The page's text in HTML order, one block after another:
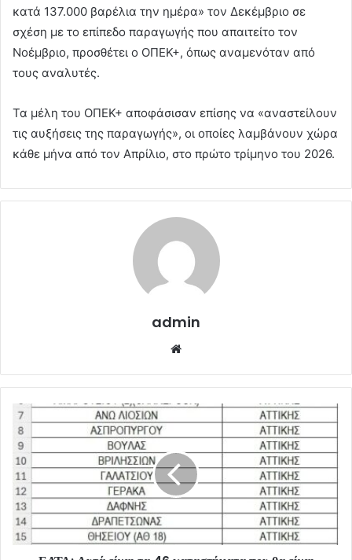
κατά 137.000 βαρέλια την ημέρα» τον Δεκέμβριο σε
σχέση με το επίπεδο παραγωγής που απαιτείτο τον
Νοέμβριο, προσθέτει ο ΟΠΕΚ+, όπως αναμενόταν από
τους αναλυτές.
Τα μέλη του ΟΠΕΚ+ αποφάσισαν επίσης να «αναστείλουν
τις αυξήσεις της παραγωγής», οι οποίες λαμβάνουν χώρα
κάθε μήνα από τον Απρίλιο, στο πρώτο τρίμηνο του 2026.
admin